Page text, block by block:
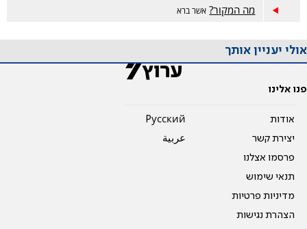
מה המקור? אשר ברא
אולי יעניין אותך
פנו אלינו
אודות
יצירת קשר
פרסמו אצלנו
תנאי שימוש
מדיניות פרטיות
הצהרת נגישות
Pусский
عربية